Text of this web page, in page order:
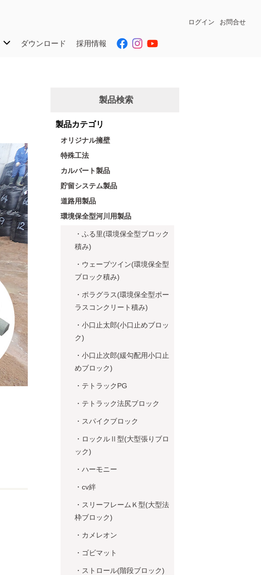
ログイン お問合せ
ダウンロード 採用情報
製品検索
製品カテゴリ
オリジナル擁壁
特殊工法
カルバート製品
貯留システム製品
道路用製品
環境保全型河川用製品
・ふる里(環境保全型ブロック
積み)
・ウェーブツイン(環境保全型
ブロック積み)
・ポラグラス(環境保全型ポー
ラスコンクリート積み)
・小口止太郎(小口止めブロッ
ク)
・小口止次郎(緩勾配用小口止
めブロック)
・テトラックPG
・テトラック法尻ブロック
・スパイクブロック
・ロックルⅡ型(大型張りブロ
ック)
・ハーモニー
・cv絆
・スリーフレームＫ型(大型法
枠ブロック)
・カメレオン
・ゴビマット
・ストロール(階段ブロック)